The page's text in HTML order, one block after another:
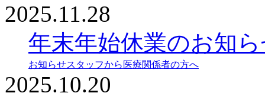
2025.11.28
年末年始休業のお知
お知らせスタッフから 医療関係者の方へ
2025.10.20